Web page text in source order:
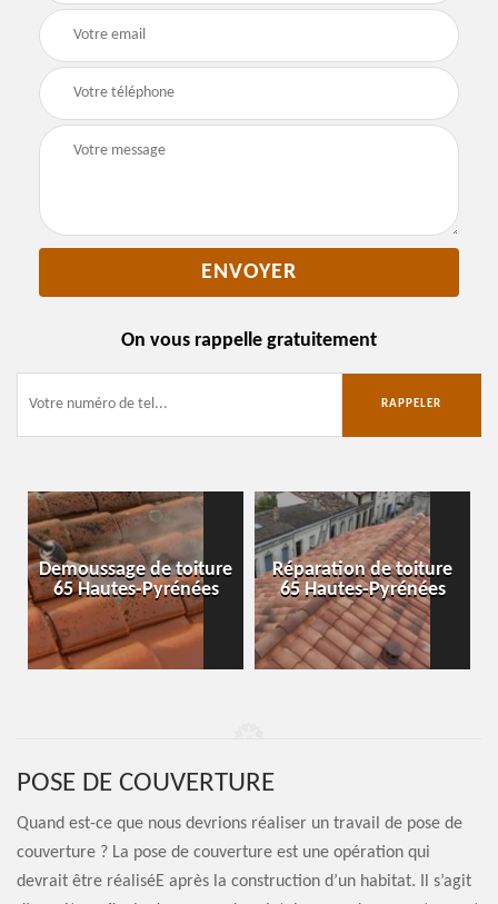
On vous rappelle gratuitement
Demoussage de toiture
65 Hautes-Pyrénées
Réparation de toiture
65 Hautes-Pyrénées
POSE DE COUVERTURE
Quand est-ce que nous devrions réaliser un travail de pose de
couverture ? La pose de couverture est une opération qui
devrait être réaliséE après la construction d’un habitat. Il s’agit